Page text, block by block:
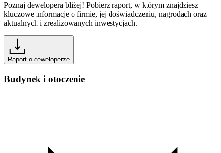
Poznaj dewelopera bliżej! Pobierz raport, w którym znajdziesz
kluczowe informacje o firmie, jej doświadczeniu, nagrodach oraz
aktualnych i zrealizowanych inwestycjach.
Raport o deweloperze
Budynek i otoczenie